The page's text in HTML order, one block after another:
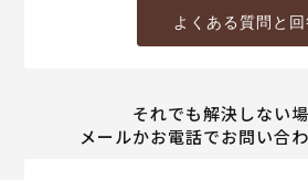
よくある質問と回
それでも解決しない場
メールかお電話でお問い合わ